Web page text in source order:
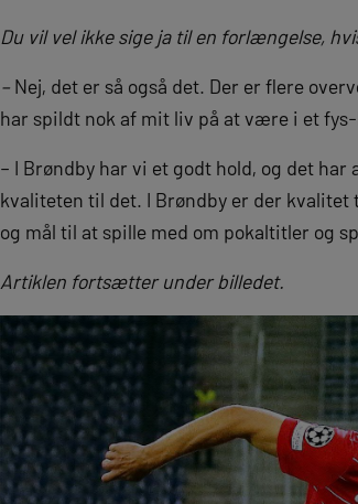
Du vil vel ikke sige ja til en forlængelse,
– Nej, det er så også det. Der er flere
har spildt nok af mit liv på at være i et
– I Brøndby har vi et godt hold, og det
kvaliteten til det. I Brøndby er der
og mål til at spille med om pokaltitler og
Artiklen fortsætter under billedet.